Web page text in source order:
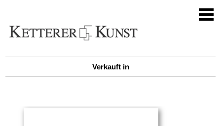
Verkauft in